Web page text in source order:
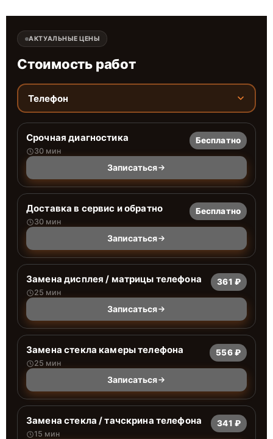
АКТУАЛЬНЫЕ ЦЕНЫ
Стоимость работ
Телефон
Срочная диагностика
30 мин
Бесплатно
Записаться
Доставка в сервис и обратно
30 мин
Бесплатно
Записаться
Замена дисплея / матрицы телефона
25 мин
361 ₽
Записаться
Замена стекла камеры телефона
25 мин
556 ₽
Записаться
Замена стекла / тачскрина телефона
15 мин
341 ₽